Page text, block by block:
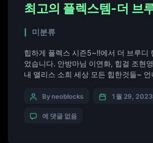
최고의 플렉스템-더 브
미분류
힙하게 플렉스 시즌5~!!에서 더 브루디
었습니다. 안방마님 이연화, 힙걸 조현
내 앨리스 소희 세상 모든 힙한것들~ 언
이돌 #뷰티 #뷰티관리비법 #패션 #더브
키 #TheBroodyHen #브루디헨 #서머
By neoblocks 1월 29, 2023
에 댓글 없음